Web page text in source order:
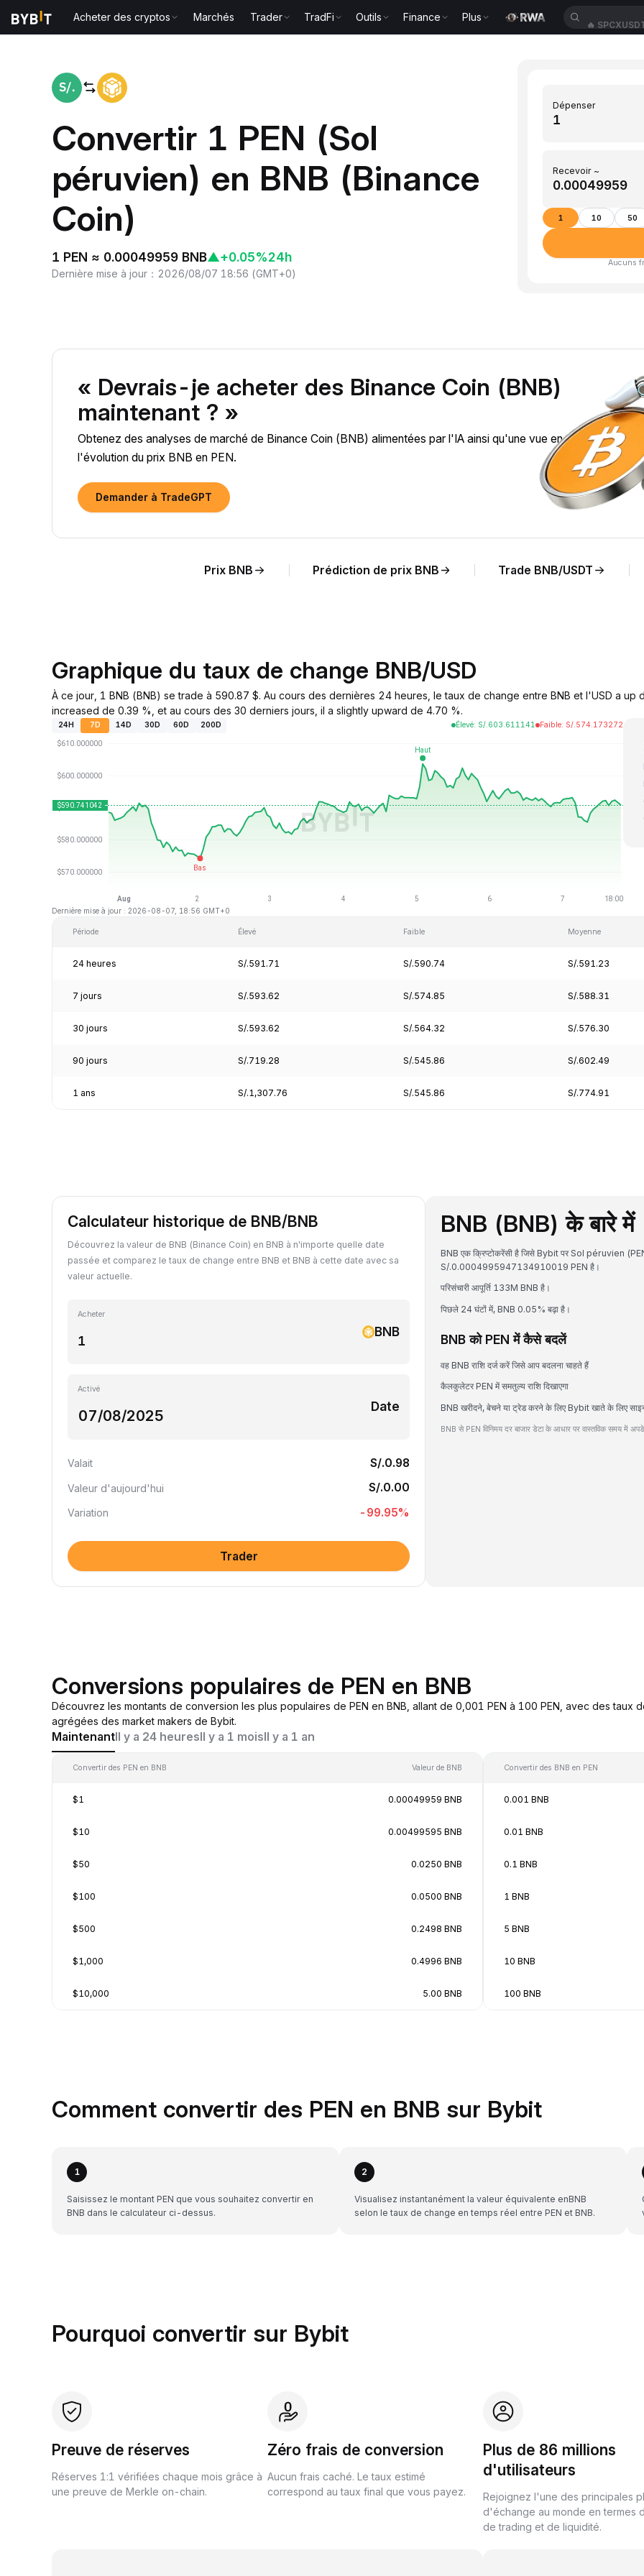
Acheter des cryptos Marchés Trader TradFi Outils Finance Plus
Convertir 1 PEN (Sol
péruvien) en BNB (Binance
Coin)
1 PEN ≈ 0.00049959 BNB▲+0.05%24h
Dernière mise à jour ： 2026/08/07 18:56 (GMT+0)
Dépenser
Recevoir ~
1 10 50
Aucuns
« Devrais-je acheter des Binance Coin (BNB)
maintenant ? »
Obtenez des analyses de marché de Binance Coin (BNB) alimentées par l'IA ainsi qu'une vue en temps réel de
l'évolution du prix BNB en PEN.
Demander à TradeGPT
Prix BNB Prédiction de prix BNB Trade BNB/USDT
Graphique du taux de change BNB/USD
À ce jour, 1 BNB (BNB) se trade à 590.87 $. Au cours des dernières 24 heures, le taux de change entre BNB et l'USD a up
increased de 0.39 %, et au cours des 30 derniers jours, il a slightly upward de 4.70 %.
24H 7D 14D 30D 60D 200D Élevé: S/.603.611141 Faible: S/.574.173272
Dernière mise à jour : 2026-08-07, 18:56 GMT+0
Période Élevé Faible Moyenne
24 heures S/.591.71 S/.590.74 S/.591.23
7 jours S/.593.62 S/.574.85 S/.588.31
30 jours S/.593.62 S/.564.32 S/.576.30
90 jours S/.719.28 S/.545.86 S/.602.49
1 ans S/.1,307.76 S/.545.86 S/.774.91
Calculateur historique de BNB/BNB
Découvrez la valeur de BNB (Binance Coin) en BNB à n'importe quelle date
passée et comparez le taux de change entre BNB et BNB à cette date avec sa
valeur actuelle.
Acheter
BNB
Activé
Date
Valait S/.0.98
Valeur d'aujourd'hui S/.0.00
Variation -99.95%
Trader
BNB (BNB) के बारे में
BNB एक क्रिप्टोकरेंसी है जिसे Bybit पर Sol péruvien
S/.0.0004995947134910019 PEN है।
परिसंचारी आपूर्ति 133M BNB है।
पिछले 24 घंटों में, BNB 0.05% बढ़ा है।
BNB को PEN में कैसे बदलें
वह BNB राशि दर्ज करें जिसे आप बदलना चाहते हैं
कैलकुलेटर PEN में समतुल्य राशि दिखाएगा
BNB खरीदने, बेचने या ट्रेड करने के लिए Bybit खाते के लिए
BNB से PEN विनिमय दर बाजार डेटा के आधार पर वास्तविक समय में
Conversions populaires de PEN en BNB
Découvrez les montants de conversion les plus populaires de PEN en BNB, allant de 0,001 PEN à 100 PEN, avec des taux
agrégées des market makers de Bybit.
MaintenantIl y a 24 heuresIl y a 1 moisIl y a 1 an
Convertir des PEN en BNB Valeur de BNB
$1 0.00049959 BNB
$10 0.00499595 BNB
$50 0.0250 BNB
$100 0.0500 BNB
$500 0.2498 BNB
$1,000 0.4996 BNB
$10,000 5.00 BNB
Convertir des BNB en PEN
0.001 BNB
0.01 BNB
0.1 BNB
1 BNB
5 BNB
10 BNB
100 BNB
Comment convertir des PEN en BNB sur Bybit
1
Saisissez le montant PEN que vous souhaitez convertir en
BNB dans le calculateur ci-dessus.
2
Visualisez instantanément la valeur équivalente enBNB
selon le taux de change en temps réel entre PEN et BNB.
Pourquoi convertir sur Bybit
Preuve de réserves
Réserves 1:1 vérifiées chaque mois grâce à
une preuve de Merkle on-chain.
Zéro frais de conversion
Aucun frais caché. Le taux estimé
correspond au taux final que vous payez.
Plus de 86 millions
d'utilisateurs
Rejoignez l'une des principales
d'échange au monde en termes
de trading et de liquidité.